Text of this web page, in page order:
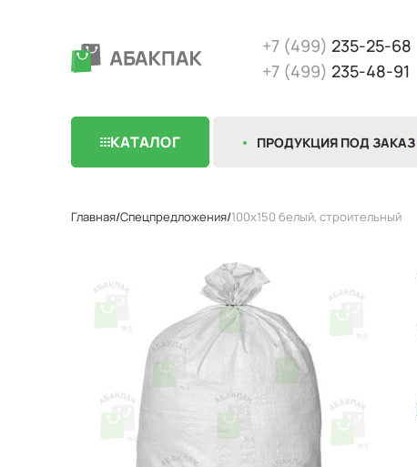
+7 (499) 235-25-68
+7 (499) 235-48-91
КАТАЛОГ ПРОДУКЦИЯ ПОД ЗАКАЗ
Главная Спецпредложения 100x150 белый, строительный